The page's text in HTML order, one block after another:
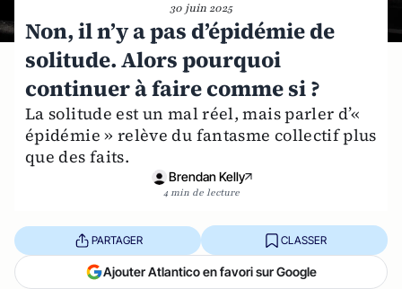
30 juin 2025
Non, il n’y a pas d’épidémie de
solitude. Alors pourquoi
continuer à faire comme si ?
La solitude est un mal réel, mais parler d’«
épidémie » relève du fantasme collectif plus
que des faits.
Brendan Kelly
4 min de lecture
PARTAGER CLASSER
Ajouter Atlantico en favori sur Google